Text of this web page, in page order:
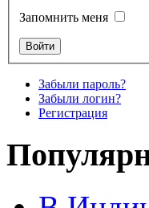
Запомнить меня
Забыли пароль?
Забыли логин?
Регистрация